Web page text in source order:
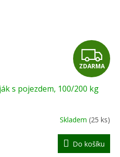
Z
D
R
M
ZDARMA
s pojezdem, 100/200 kg
Skladem (25 ks)
Do košíku